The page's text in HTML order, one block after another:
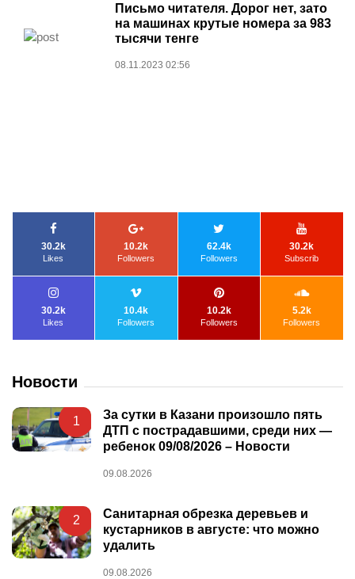
Письмо читателя. Дорог нет, зато
на машинах крутые номера за 983
тысячи тенге
08.11.2023 02:56
30.2k
Likes
10.2k
Followers
62.4k
Followers
30.2k
Subscrib
30.2k
Likes
10.4k
Followers
10.2k
Followers
5.2k
Followers
Новости
1
За сутки в Казани произошло пять
ДТП с пострадавшими, среди них —
ребенок 09/08/2026 – Новости
09.08.2026
2
Санитарная обрезка деревьев и
кустарников в августе: что можно
удалить
09.08.2026